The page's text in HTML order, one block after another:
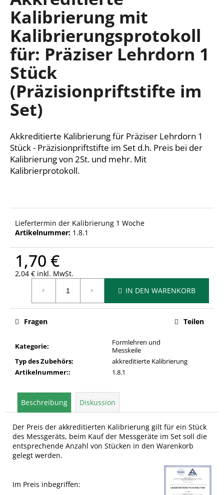
0,0
von
5
Sternen.
Kalibrierung mit
Kalibrierungsprotokoll
für: Präziser Lehrdorn 1
Stück
(Präzisionpriftstifte im
Set)
Akkreditierte Kalibrierung für Präziser Lehrdorn 1
Stück - Präzisionpriftstifte im Set d.h. Preis bei der
Kalibrierung von 2St. und mehr. Mit
Kalibrierprotokoll.
Liefertermin der Kalibrierung 1 Woche
Artikelnummer: 1.8.1
1,70 €
2,04 € inkl. MwSt.
IN DEN WARENKORB
Kategorie:
Formlehren und
Messkeile
Typ des Zubehörs:
akkreditierte Kalibrierung
Artikelnummer:: 1.8.1
Fragen Teilen
Beschreibung Diskussion
Der Preis der akkreditierten Kalibrierung gilt für ein Stück
des Messgeräts, beim Kauf der Messgeräte im Set soll die
entsprechende Anzahl von Stücken in den Warenkorb
gelegt werden.
Im Preis inbegriffen:
SUCHEN
W
i
r
e
p
f
e
h